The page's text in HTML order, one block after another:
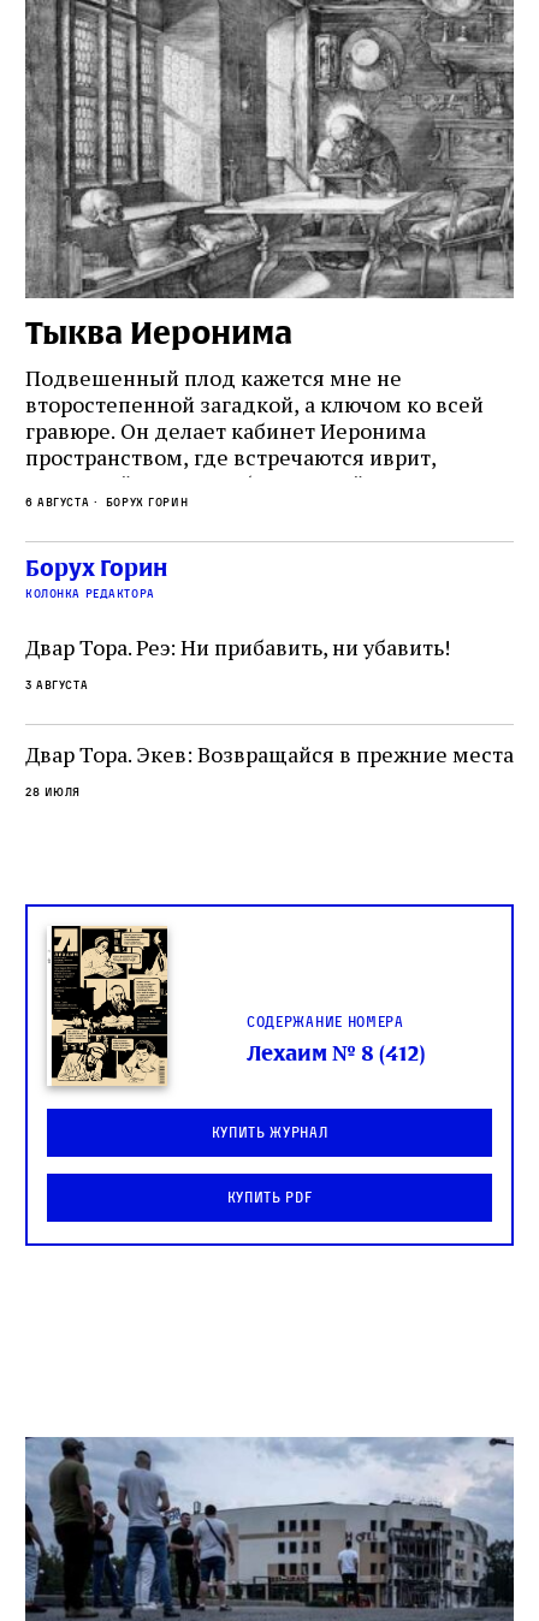
Тыква Иеронима
Подвешенный плод кажется мне не
второстепенной загадкой, а ключом ко всей
гравюре. Он делает кабинет Иеронима
пространством, где встречаются иврит,
греческий и латынь; буквальный смысл и
церковная традиция; филологическая
точность и понятность; переводчик,
убеждённый в необходимости исправления, и
читатель, воспринимающий исправление как
не просто покровитель переводчиков,
окружённый книгами. Перед нами человек,
одно решение которого вызвало возмущение
целой общины и стало частью многовекового
спора о том, кому принадлежит последнее
слово в переводе Библии
6 августа Борух Горин
Борух Горин
колонка редактора
Двар Тора. Реэ: Ни прибавить, ни убавить!
3 августа
Двар Тора. Экев: Возвращайся в прежние места
28 июля
Содержание номера
Лехаим № 8 (412)
Купить журнал
Купить PDF